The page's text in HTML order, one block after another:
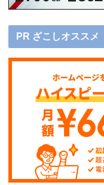
PR ざこしオススメ